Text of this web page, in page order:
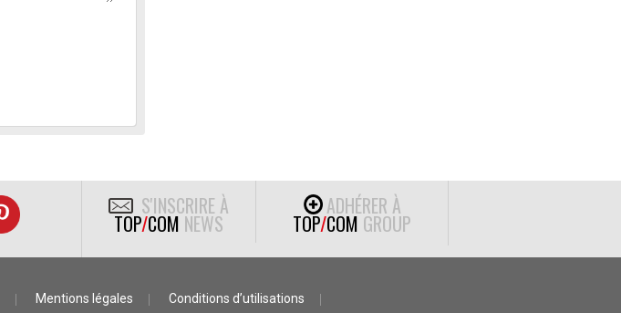
S'INSCRIRE À
TOP/COM NEWS
ADHÉRER À
TOP/COM GROUP
Mentions légales Conditions d’utilisations